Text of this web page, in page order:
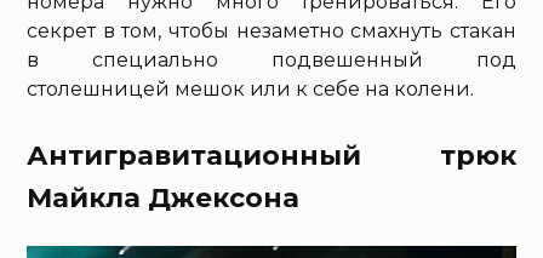
секрет в том, чтобы незаметно смахнуть стакан
в специально подвешенный под
столешницей мешок или к себе на колени.
Антигравитационный трюк
Майкла Джексона